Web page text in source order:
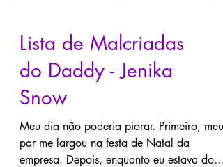
Lista de Malcriadas
do Daddy - Jenika